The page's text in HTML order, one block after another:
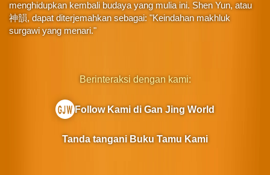
menghidupkan kembali budaya yang mulia ini. Shen Yun, atau
神韻, dapat diterjemahkan sebagai: "Keindahan makhluk
surgawi yang menari."
Berinteraksi dengan kami:
Follow Kami di Gan Jing World
Tanda tangani Buku Tamu Kami